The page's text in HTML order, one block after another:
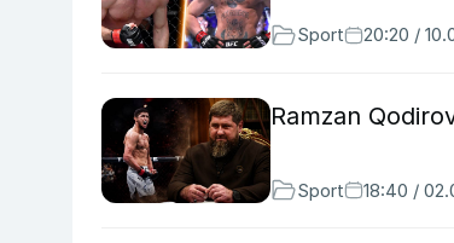
Sport 20:20 /
Ramzan
Sport 18:40 /